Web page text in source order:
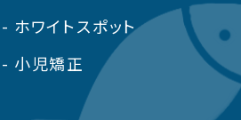
ホワイトスポット
小児矯正